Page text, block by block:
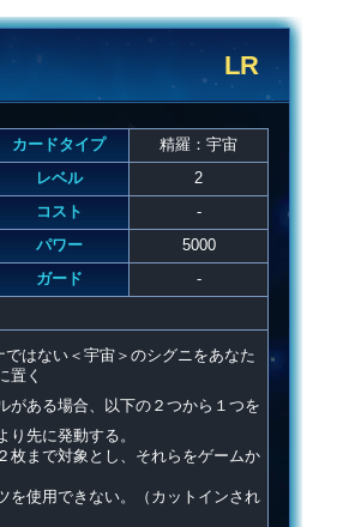
LR
カードタイプ
精羅：宇宙
レベル
2
コスト
-
パワー
5000
ガード
-
ではない＜宇宙＞のシグニをあなた
置く
がある場合、以下の２つから１つを
り先に発動する。
まで対象とし、それらをゲームか
使用できない。（カットインされ